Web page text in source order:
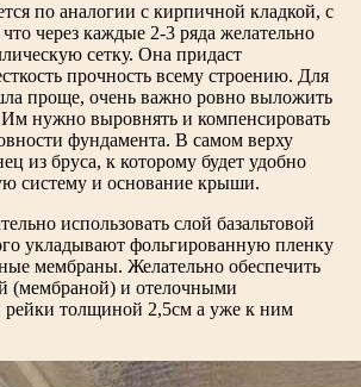
по аналогии с кирпичной кладкой, с
через каждые 2-3 ряда желательно
сетку. Она придаст
прочность всему строению. Для
проще, очень важно ровно выложить
нужно выровнять и компенсировать
фундамента. В самом верху
из бруса, к которому будет удобно
систему и основание крыши.
использовать слой базальтовой
укладывают фольгированную пленку
мембраны. Желательно обеспечить
(мембраной) и отелочными
рейки толщиной 2,5см а уже к ним